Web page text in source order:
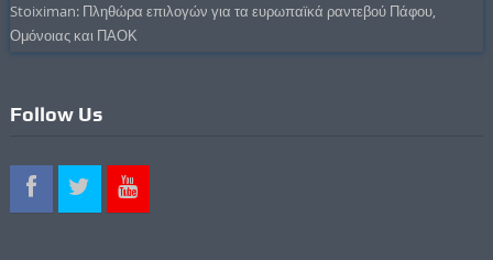
Stoiximan: Πληθώρα επιλογών για τα ευρωπαϊκά ραντεβού Πάφου,
Ομόνοιας και ΠΑΟΚ
Follow Us